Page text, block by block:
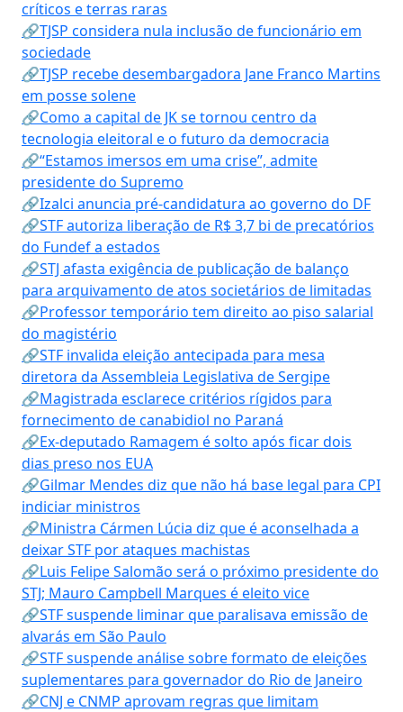
críticos e terras raras
🔗TJSP considera nula inclusão de funcionário em
sociedade
🔗TJSP recebe desembargadora Jane Franco Martins
em posse solene
🔗Como a capital de JK se tornou centro da
tecnologia eleitoral e o futuro da democracia
🔗“Estamos imersos em uma crise”, admite
presidente do Supremo
🔗Izalci anuncia pré-candidatura ao governo do DF
🔗STF autoriza liberação de R$ 3,7 bi de precatórios
do Fundef a estados
🔗STJ afasta exigência de publicação de balanço
para arquivamento de atos societários de limitadas
🔗Professor temporário tem direito ao piso salarial
do magistério
🔗STF invalida eleição antecipada para mesa
diretora da Assembleia Legislativa de Sergipe
🔗Magistrada esclarece critérios rígidos para
fornecimento de canabidiol no Paraná
🔗Ex-deputado Ramagem é solto após ficar dois
dias preso nos EUA
🔗Gilmar Mendes diz que não há base legal para CPI
indiciar ministros
🔗Ministra Cármen Lúcia diz que é aconselhada a
deixar STF por ataques machistas
🔗Luis Felipe Salomão será o próximo presidente do
STJ; Mauro Campbell Marques é eleito vice
🔗STF suspende liminar que paralisava emissão de
alvarás em São Paulo
🔗STF suspende análise sobre formato de eleições
suplementares para governador do Rio de Janeiro
🔗CNJ e CNMP aprovam regras que limitam